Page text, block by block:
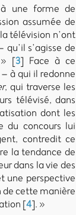
une forme de
assumée de
télévision n’ont
s’agisse de
[3] Face à ce
à qui il redonne
, qui traverse les
télévisé, dans
dont les
du concours lui
contredit ce
la tendance de
dans la vie des
une perspective
cette manière
[4]. »